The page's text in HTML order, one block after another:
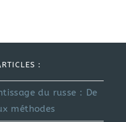
:
du russe : De
méthodes